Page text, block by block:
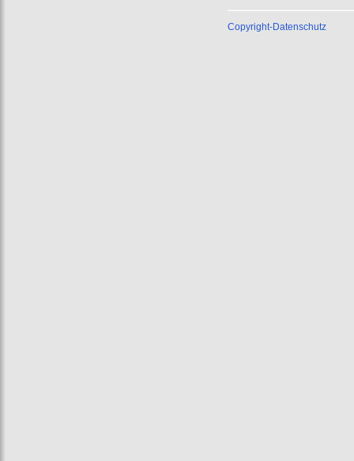
Copyright-Datenschutz